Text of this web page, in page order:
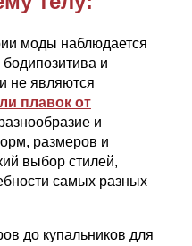
моды наблюдается
и
не являются
плавок от
и
размеров и
выбор стилей,
самых разных
до купальников для